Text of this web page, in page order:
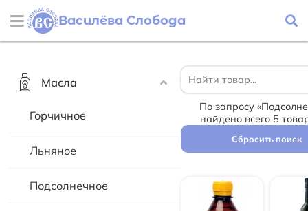
Василёва Слобода
Масла
Горчичное
Льняное
Подсолнечное
По запросу
найдено всего 5
Сбросить поиск